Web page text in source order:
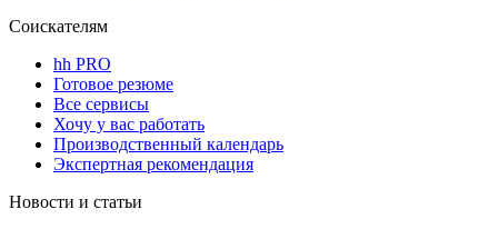
Соискателям
hh PRO
Готовое резюме
Все сервисы
Хочу у вас работать
Производственный календарь
Экспертная рекомендация
Новости и статьи